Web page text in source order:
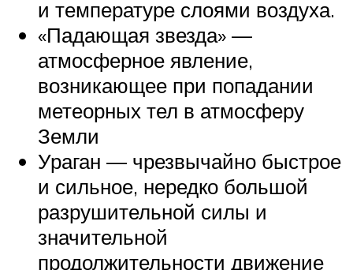
и температуре слоями воздуха.
«Падающая звезда» —
атмосферное явление,
возникающее при попадании
метеорных тел в атмосферу
Земли
Ураган — чрезвычайно быстрое
и сильное, нередко большой
разрушительной силы и
значительной
продолжительности движение